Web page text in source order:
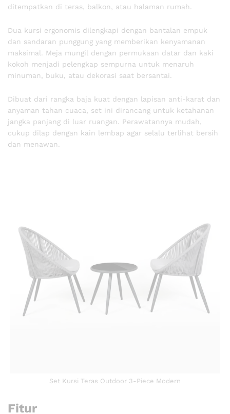
ditempatkan di teras, balkon, atau halaman rumah.
Dua kursi ergonomis dilengkapi dengan bantalan empuk
dan sandaran punggung yang memberikan kenyamanan
maksimal. Meja mungil dengan permukaan datar dan kaki
kokoh menjadi pelengkap sempurna untuk menaruh
minuman, buku, atau dekorasi saat bersantai.
Dibuat dari rangka baja kuat dengan lapisan anti-karat dan
anyaman tahan cuaca, set ini dirancang untuk ketahanan
jangka panjang di luar ruangan. Perawatannya mudah,
cukup dilap dengan kain lembap agar selalu terlihat bersih
dan menawan.
Set Kursi Teras Outdoor 3-Piece Modern
Fitur